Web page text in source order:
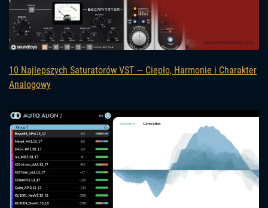
10 Najlepszych Saturatorów VST — Ciepło, Harmonie i Charakter
Analogowy